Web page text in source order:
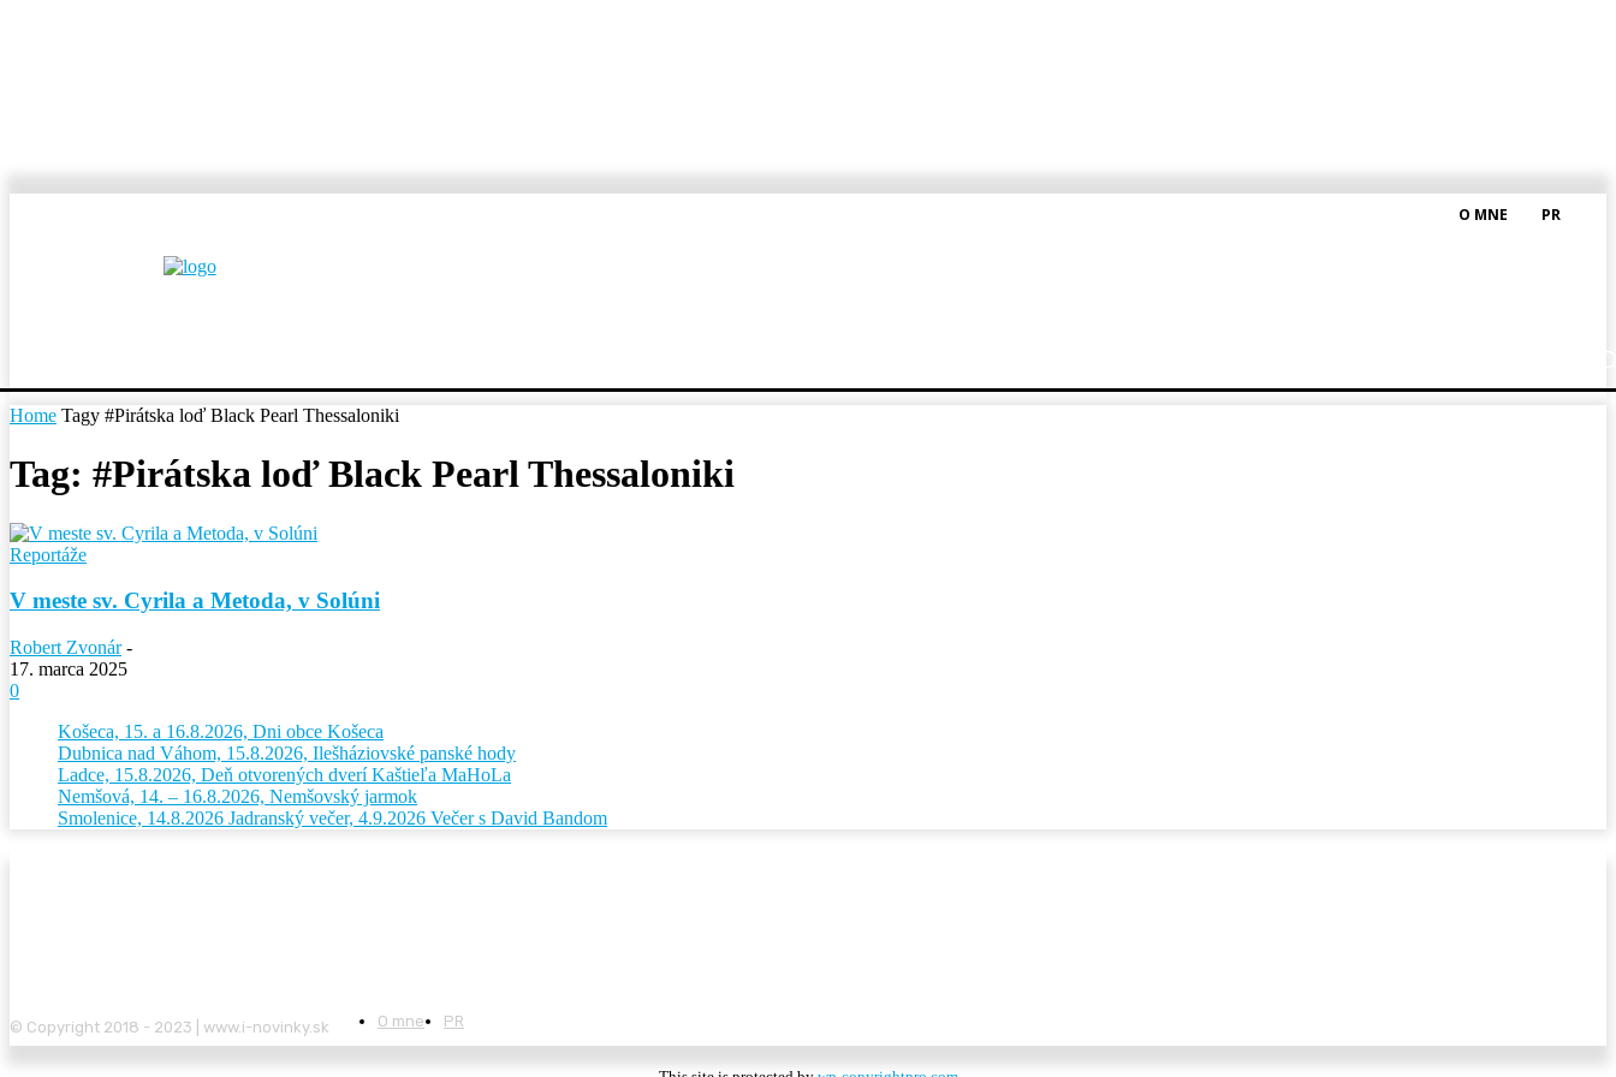
O MNE PR
Home Tagy #Pirátska loď Black Pearl Thessaloniki
Tag: #Pirátska loď Black Pearl Thessaloniki
Reportáže
V meste sv. Cyrila a Metoda, v Solúni
Robert Zvonár -
17. marca 2025
0
Košeca, 15. a 16.8.2026, Dni obce Košeca
Dubnica nad Váhom, 15.8.2026, Ilešháziovské panské hody
Ladce, 15.8.2026, Deň otvorených dverí Kaštieľa MaHoLa
Nemšová, 14. – 16.8.2026, Nemšovský jarmok
Smolenice, 14.8.2026 Jadranský večer, 4.9.2026 Večer s David Bandom
© Copyright 2018 - 2023 | www.i-novinky.sk O mne PR